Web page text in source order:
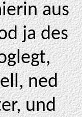
aus
ja des
ned
und